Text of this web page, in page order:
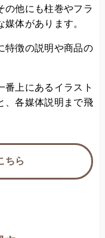
の他にも柱巻やフラ
体があります。
特徴の説明や商品の
番上にあるイラスト
、各媒体説明まで飛
ちら